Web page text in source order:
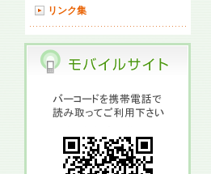
リンク集